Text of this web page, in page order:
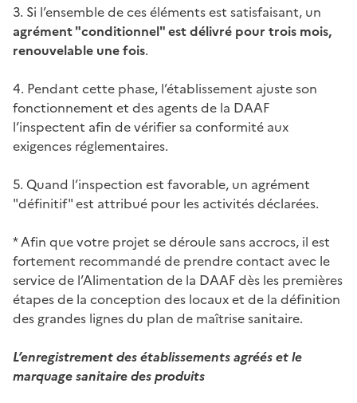
3. Si l’ensemble de ces éléments est satisfaisant, un
agrément "conditionnel" est délivré pour trois mois,
renouvelable une fois.
4. Pendant cette phase, l’établissement ajuste son
fonctionnement et des agents de la DAAF
l’inspectent afin de vérifier sa conformité aux
exigences réglementaires.
5. Quand l’inspection est favorable, un agrément
"définitif" est attribué pour les activités déclarées.
* Afin que votre projet se déroule sans accrocs, il est
fortement recommandé de prendre contact avec le
service de l’Alimentation de la DAAF dès les premières
étapes de la conception des locaux et de la définition
des grandes lignes du plan de maîtrise sanitaire.
L’enregistrement des établissements agréés et le
marquage sanitaire des produits